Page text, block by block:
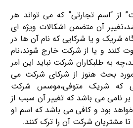
از “اسم تجارتی” که می تواند هر
آن متضمن اشکالات ویژه ای
شریک و یا شرکایی که نام آن ها در
کنند و یا از شرکت خارج شوند،نام
به طلبکاران شرکت نباید این امر
بحث هنوز از شرکای شرکت می
که شریک متوفی،موسس شرکت
بر نامی می باشد که تغییر آن سبب از
بود و کافی می باشد که اسم او
مشتریان شرکت آن را ترک کنند.